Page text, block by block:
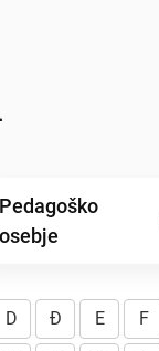
Pedagoško
osebje
D Đ E F